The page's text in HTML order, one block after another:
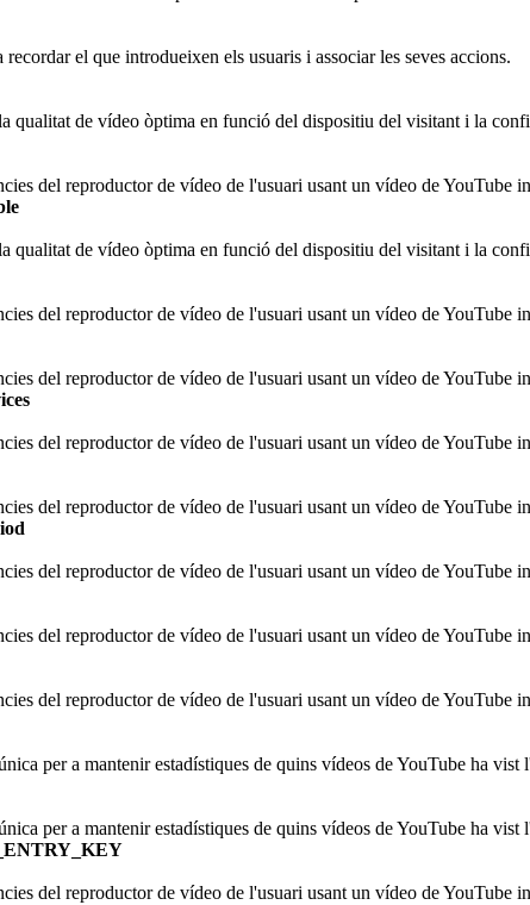
el que introdueixen els usuaris i associar les seves accions.
qualitat de vídeo òptima en funció del dispositiu del visitant i la
del reproductor de vídeo de l'usuari usant un vídeo de YouTube
qualitat de vídeo òptima en funció del dispositiu del visitant i la
del reproductor de vídeo de l'usuari usant un vídeo de YouTube
del reproductor de vídeo de l'usuari usant un vídeo de YouTube
del reproductor de vídeo de l'usuari usant un vídeo de YouTube
del reproductor de vídeo de l'usuari usant un vídeo de YouTube
del reproductor de vídeo de l'usuari usant un vídeo de YouTube
del reproductor de vídeo de l'usuari usant un vídeo de YouTube
del reproductor de vídeo de l'usuari usant un vídeo de YouTube
per a mantenir estadístiques de quins vídeos de YouTube ha vist
per a mantenir estadístiques de quins vídeos de YouTube ha vist
del reproductor de vídeo de l'usuari usant un vídeo de YouTube